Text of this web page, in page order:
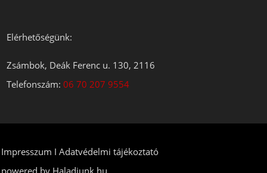
Elérhetőségünk:
Zsámbok, Deák Ferenc u. 130, 2116
Telefonszám:06 70 207 9554
Impresszum I Adatvédelmi tájékoztató